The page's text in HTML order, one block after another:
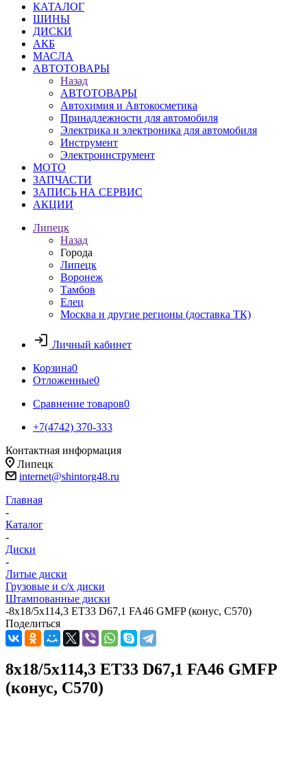
КАТАЛОГ
ШИНЫ
ДИСКИ
АКБ
МАСЛА
АВТОТОВАРЫ
Назад
АВТОТОВАРЫ
Автохимия и Автокосметика
Принадлежности для автомобиля
Электрика и электроника для автомобиля
Инструмент
Электроинструмент
МОТО
ЗАПЧАСТИ
ЗАПИСЬ НА СЕРВИС
АКЦИИ
Липецк
Назад
Города
Липецк
Воронеж
Тамбов
Елец
Москва и другие регионы (доставка ТК)
Личный кабинет
Корзина0
Отложенные0
Сравнение товаров0
+7(4742) 370-333
Контактная информация
Липецк
internet@shintorg48.ru
Главная
-
Каталог
-
Диски
-
Литые диски
Грузовые и с/х диски
Штампованные диски
-8x18/5x114,3 ET33 D67,1 FA46 GMFP (конус, C570)
Поделиться
8x18/5x114,3 ET33 D67,1 FA46 GMFP
(конус, C570)